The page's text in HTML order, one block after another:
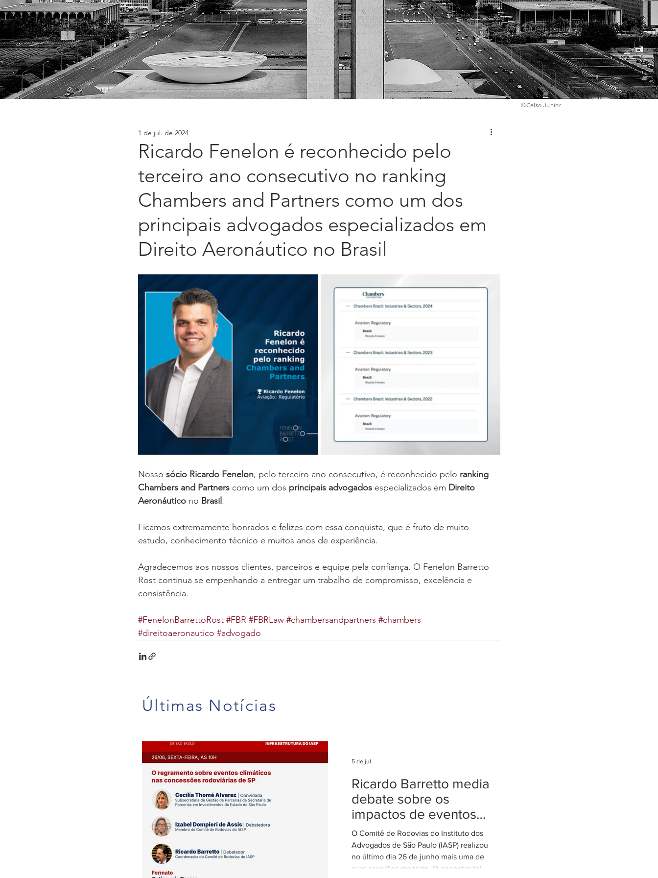
©️Celso Junior
Ricardo Fenelon é reconhecido pelo
terceiro ano consecutivo no ranking
Chambers and Partners como um dos
principais advogados especializados em
Direito Aeronáutico no Brasil
1 de jul. de 2024
Nosso sócio Ricardo Fenelon, pelo terceiro ano consecutivo, é reconhecido pelo ranking
Chambers and Partners como um dos principais advogados especializados em Direito
Aeronáutico no Brasil.
Ficamos extremamente honrados e felizes com essa conquista, que é fruto de muito
estudo, conhecimento técnico e muitos anos de experiência.
Agradecemos aos nossos clientes, parceiros e equipe pela confiança. O Fenelon Barretto
Rost continua se empenhando a entregar um trabalho de compromisso, excelência e
consistência.
#FenelonBarrettoRost #FBR #FBRLaw #chambersandpartners #chambers
#direitoaeronautico #advogado
Últimas Notícias
Ricardo Barretto media
debate sobre os
impactos de eventos
climáticos extremos
nas concessões de
rodovias
O Comitê de Rodovias do Instituto dos
Advogados de São Paulo (IASP) realizou
no último dia 26 de junho mais uma de
suas reuniões mensais. O encontro foi
5 de jul.